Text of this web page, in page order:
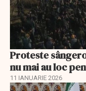
Proteste
nu mai au loc
11 IANUARIE 2026